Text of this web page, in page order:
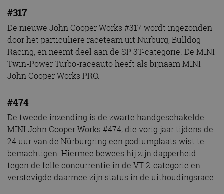
#317
De nieuwe John Cooper Works #317 wordt ingezonden
door het particuliere raceteam uit Nürburg, Bulldog
Racing, en neemt deel aan de SP 3T-categorie. De MINI
Twin-Power Turbo-raceauto heeft als bijnaam MINI
John Cooper Works PRO.
#474
De tweede inzending is de zwarte handgeschakelde
MINI John Cooper Works #474, die vorig jaar tijdens de
24 uur van de Nürburgring een podiumplaats wist te
bemachtigen. Hiermee bewees hij zijn dapperheid
tegen de felle concurrentie in de VT-2-categorie en
verstevigde daarmee zijn status in de uithoudingsrace.